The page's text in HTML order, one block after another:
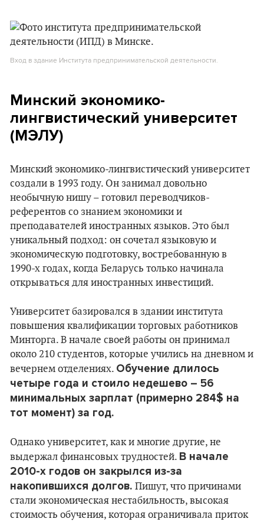
Вход в здание Института предпринимательской деятельности.
Минский экономико-
лингвистический университет
(МЭЛУ)
Минский экономико-лингвистический университет
создали в 1993 году. Он занимал довольно
необычную нишу – готовил переводчиков-
референтов со знанием экономики и
преподавателей иностранных языков. Это был
уникальный подход: он сочетал языковую и
экономическую подготовку, востребованную в
1990-х годах, когда Беларусь только начинала
открываться для иностранных инвестиций.
Университет базировался в здании института
повышения квалификации торговых работников
Минторга. В начале своей работы он принимал
около 210 студентов, которые учились на дневном и
вечернем отделениях. Обучение длилось
четыре года и стоило недешево – 56
минимальных зарплат (примерно 284$ на
тот момент) за год.
Однако университет, как и многие другие, не
выдержал финансовых трудностей. В начале
2010-х годов он закрылся из-за
накопившихся долгов. Пишут, что причинами
стали экономическая нестабильность, высокая
стоимость обучения, которая ограничивала приток